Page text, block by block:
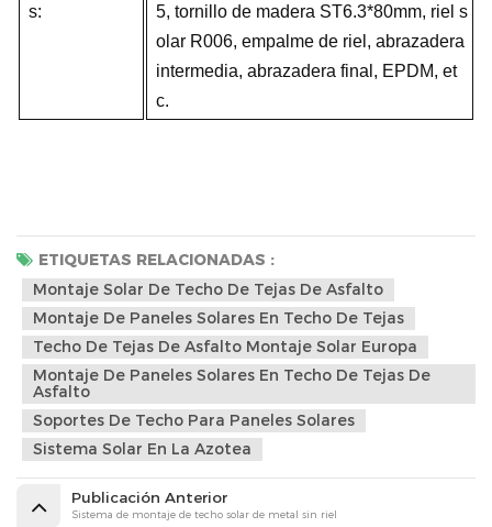
s:
5, tornillo de madera ST6.3*80mm, riel s
olar R006, empalme de riel, abrazadera
intermedia, abrazadera final, EPDM, et
c.
ETIQUETAS RELACIONADAS :
Montaje Solar De Techo De Tejas De Asfalto
Montaje De Paneles Solares En Techo De Tejas
Techo De Tejas De Asfalto Montaje Solar Europa
Montaje De Paneles Solares En Techo De Tejas De
Asfalto
Soportes De Techo Para Paneles Solares
Sistema Solar En La Azotea
Publicación Anterior
Sistema de montaje de techo solar de metal sin riel